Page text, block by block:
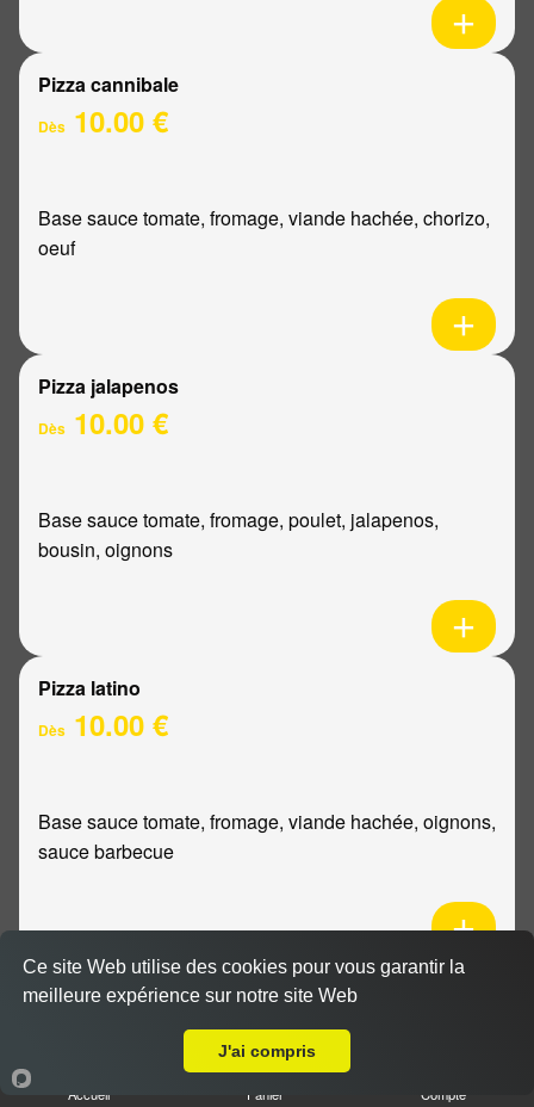
Pizza cannibale
Dès 10.00 €
Base sauce tomate, fromage, viande hachée, chorizo,
oeuf
Pizza jalapenos
Dès 10.00 €
Base sauce tomate, fromage, poulet, jalapenos,
bousin, oignons
Pizza latino
Dès 10.00 €
Base sauce tomate, fromage, viande hachée, oignons,
sauce barbecue
Pizza mexicaine
Accueil Panier Compte
Ce site Web utilise des cookies pour vous garantir la
meilleure expérience sur notre site Web
J'ai compris